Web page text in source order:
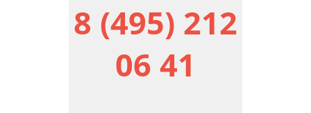
8 (495) 212
06 41